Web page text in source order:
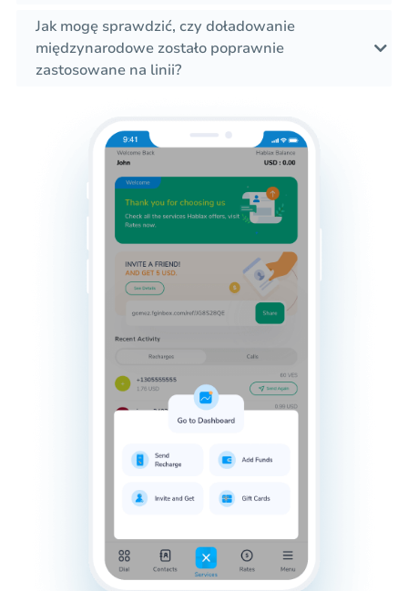
Jak mogę sprawdzić, czy doładowanie
międzynarodowe zostało poprawnie
zastosowane na linii?